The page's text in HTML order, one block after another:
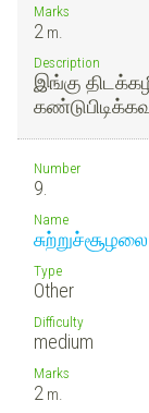
Marks
2 m.
Description
இங்கு
Number
9.
Name
Type
Other
Difficulty
medium
Marks
2 m.